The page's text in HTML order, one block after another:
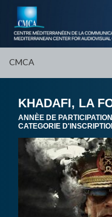
CMCA
KHADAFI, LA
ANNÈE DE
CATEGORIE